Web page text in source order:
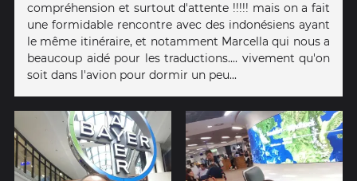
compréhension et surtout d'attente !!!!! mais on a fait
une formidable rencontre avec des indonésiens ayant
le même itinéraire, et notamment Marcella qui nous a
beaucoup aidé pour les traductions.... vivement qu'on
soit dans l'avion pour dormir un peu...